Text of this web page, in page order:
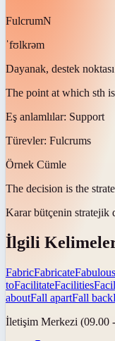
FulcrumN
ˈfʊlkrəm
Dayanak, destek noktası
The point at which sth
Eş anlamlılar: Support
Türevler: Fulcrums
Örnek Cümle
The decision is the
Karar bütçenin stratejik
İlgili
FabricFabricateFabulous
toFacilitateFacilities
aboutFall apartFall back
İletişim Merkezi (09.00